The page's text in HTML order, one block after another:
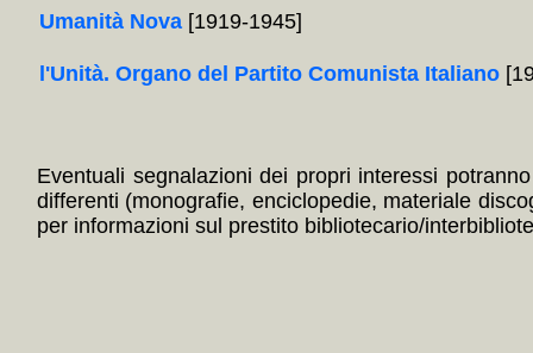
Umanità Nova [1919-1945]
l'Unità. Organo del Partito Comunista Italiano
Eventuali segnalazioni dei propri interessi
differenti (monografie, enciclopedie, materiale
per informazioni sul prestito bibliotecario/